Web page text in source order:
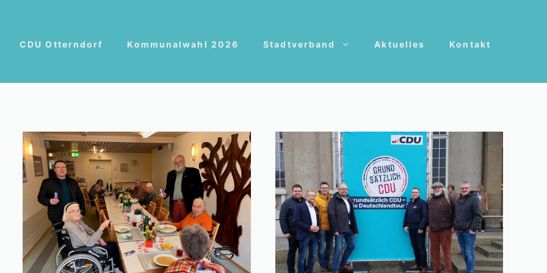
CDU Otterndorf Kommunalwahl 2026 Stadtverband Aktuelles Kontakt